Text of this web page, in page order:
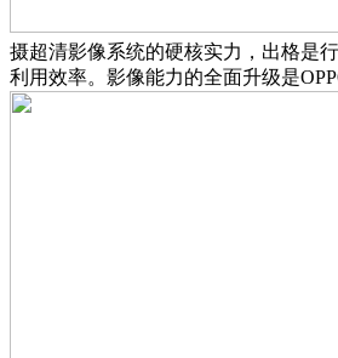
摄超清影像系统的硬核实力，出格是
利用效率。影像能力的全面升级是